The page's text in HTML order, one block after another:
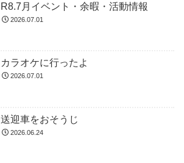
R8.7月イベント・余暇・活動情報
2026.07.01
カラオケに行ったよ
2026.07.01
送迎車をおそうじ
2026.06.24